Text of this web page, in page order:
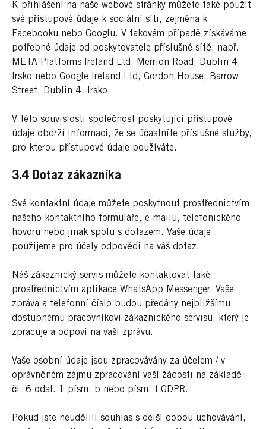
K přihlášení na naše webové stránky můžete také použít
své přístupové údaje k sociální síti, zejména k
Facebooku nebo Googlu. V takovém případě získáváme
potřebné údaje od poskytovatele příslušné sítě, např.
META Platforms Ireland Ltd, Merrion Road, Dublin 4,
Irsko nebo Google Ireland Ltd, Gordon House, Barrow
Street, Dublin 4, Irsko.
V této souvislosti společnost poskytující přístupové
údaje obdrží informaci, že se účastníte příslušné služby,
pro kterou přístupové údaje používáte.
3.4 Dotaz zákazníka
Své kontaktní údaje můžete poskytnout prostřednictvím
našeho kontaktního formuláře, e-mailu, telefonického
hovoru nebo jinak spolu s dotazem. Vaše údaje
použijeme pro účely odpovědi na váš dotaz.
Náš zákaznický servis můžete kontaktovat také
prostřednictvím aplikace WhatsApp Messenger. Vaše
zpráva a telefonní číslo budou předány nejbližšímu
dostupnému pracovníkovi zákaznického servisu, který je
zpracuje a odpoví na vaši zprávu.
Vaše osobní údaje jsou zpracovávány za účelem / v
oprávněném zájmu zpracování vaší žádosti na základě
čl. 6 odst. 1 písm. b nebo písm. f GDPR.
Pokud jste neudělili souhlas s delší dobou uchovávání,